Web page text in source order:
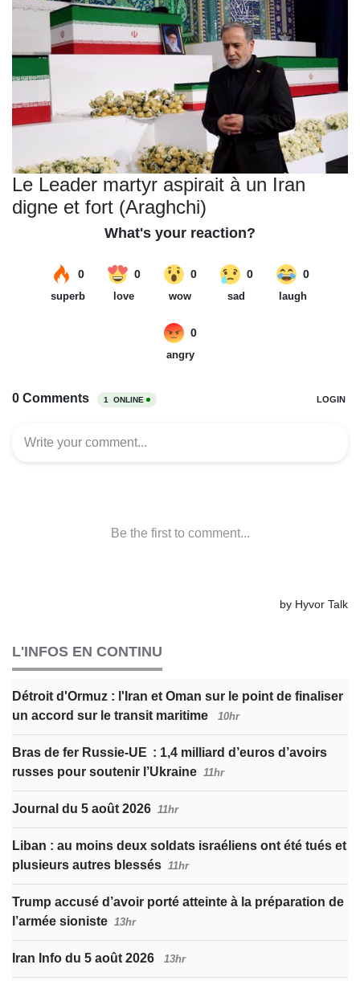
Le Leader martyr aspirait à un Iran
digne et fort (Araghchi)
L'INFOS EN CONTINU
Détroit d'Ormuz : l'Iran et Oman sur le point de finaliser
un accord sur le transit maritime
10hr
Bras de fer Russie-UE : 1,4 milliard d’euros d’avoirs
russes pour soutenir l’Ukraine 11hr
Journal du 5 août 2026 11hr
Liban : au moins deux soldats israéliens ont été tués et
plusieurs autres blessés 11hr
Trump accusé d’avoir porté atteinte à la préparation de
l’armée sioniste 13hr
Iran Info du 5 août 2026 13hr